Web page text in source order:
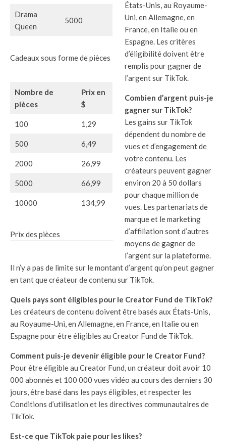
Drama
Queen
5000
Cadeaux sous forme de pièces
Nombre de
pièces
Prix en
$
100 1,29
500 6,49
2000 26,99
5000 66,99
10000 134,99
Prix des pièces
États-Unis, au Royaume-
Uni, en Allemagne, en
France, en Italie ou en
Espagne. Les critères
d’éligibilité doivent être
remplis pour gagner de
l’argent sur TikTok.
Combien d’argent puis-je
gagner sur TikTok?
Les gains sur TikTok
dépendent du nombre de
vues et d’engagement de
votre contenu. Les
créateurs peuvent gagner
environ 20 à 50 dollars
pour chaque million de
vues. Les partenariats de
marque et le marketing
d’affiliation sont d’autres
moyens de gagner de
l’argent sur la plateforme.
Il n’y a pas de limite sur le montant d’argent qu’on peut gagner
en tant que créateur de contenu sur TikTok.
Quels pays sont éligibles pour le Creator Fund de TikTok?
Les créateurs de contenu doivent être basés aux États-Unis,
au Royaume-Uni, en Allemagne, en France, en Italie ou en
Espagne pour être éligibles au Creator Fund de TikTok.
Comment puis-je devenir éligible pour le Creator Fund?
Pour être éligible au Creator Fund, un créateur doit avoir 10
000 abonnés et 100 000 vues vidéo au cours des derniers 30
jours, être basé dans les pays éligibles, et respecter les
Conditions d’utilisation et les directives communautaires de
TikTok.
Est-ce que TikTok paie pour les likes?